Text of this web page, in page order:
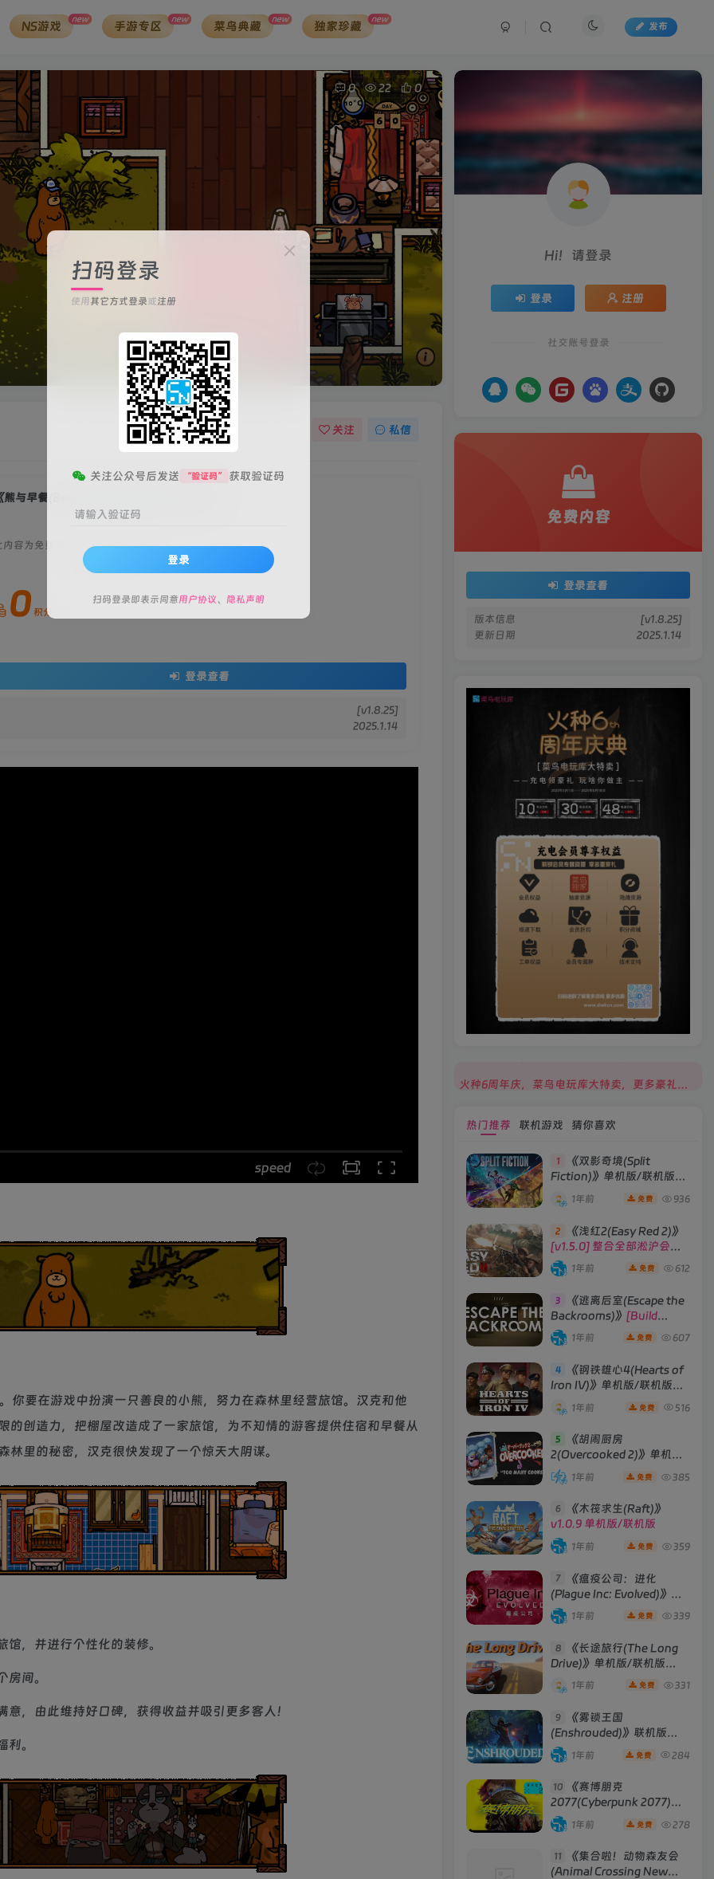
NS游戏 new 手游专区 new 菜鸟典藏 new 独家珍藏 new
发布
0 22 0
关注 私信
熊与早餐(Bear and Breakfast)》[v1.8.25]
内容为免费资源，请登录后查看
0 积分
登录查看
[v1.8.25]
2025.1.14
speed
要在游戏中扮演一只善良的小熊，努力在森林里经营旅馆。汉克和他
创造力，把棚屋改造成了一家旅馆，为不知情的游客提供住宿和早餐从
里的秘密，汉克很快发现了一个惊天大阴谋。
，并进行个性化的装修。
间。
，由此维持好口碑，获得收益并吸引更多客人！
。
Hi！请登录
登录 注册
社交账号登录
免费内容
登录查看
版本信息
[v1.8.25]
更新日期
2025.1.14
热门推荐 联机游戏 猜你喜欢
1
《双影奇境(Split
Fiction)》单机版/联机版
1年前 免费 936
2
《浅红2(Easy Red 2)》
[v1.5.0] 整合全部淞沪会战-
南京保卫战等DLCs
1年前 免费 612
3
《逃离后室(Escape the
Backrooms)》 [Build
28012024]联机版
1年前 免费 607
4
《钢铁雄心4(Hearts of
Iron IV)》单机版/联机版
1年前 免费 516
5
《胡闹厨房
2(Overcooked 2)》单机版/
联机版
Build 01102020 联机版]
1年前 免费 385
6
《木筏求生(Raft)》
v1.0.9 单机版/联机版
1年前 免费 359
7
《瘟疫公司：进化
(Plague Inc: Evolved)》
[v1.19.1.0]
1年前 免费 339
8
《长途旅行(The Long
Drive)》单机版/联机版
1年前 免费 331
9
《雾锁王国
(Enshrouded)》联机版
[Build 29012025 联机版]
1年前 免费 284
10
《赛博朋克
2077(Cyberpunk 2077)》
[v2.3往日之影DLC 赠送4K
材质包]
1年前 免费 278
11
《集合啦！动物森友会
(Animal Crossing New
扫码登录
使用其它方式登录或注册
关注公众号后发送 “验证码” 获取验证码
请输入验证码
登录
扫码登录即表示同意用户协议、 隐私声明